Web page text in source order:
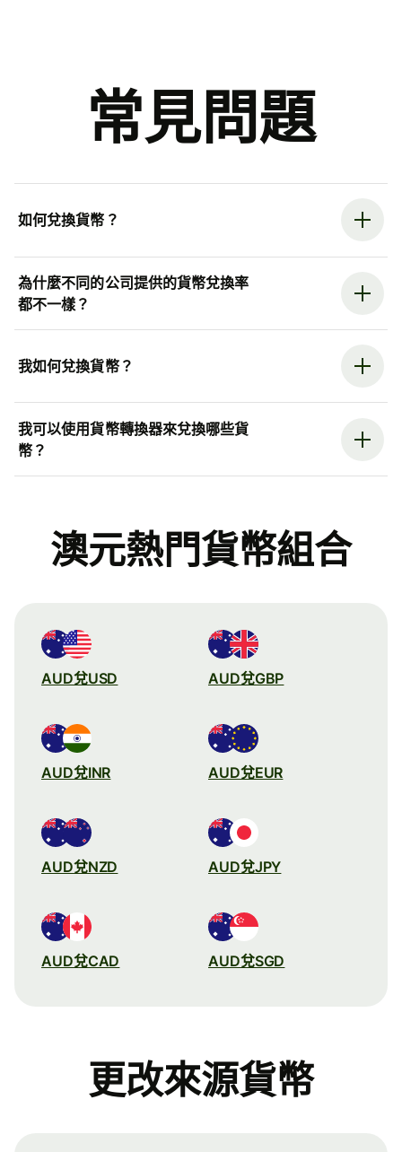
常見問題
如何兌換貨幣？
為什麼不同的公司提供的貨幣兌換率
都不一樣？
我如何兌換貨幣？
我可以使用貨幣轉換器來兌換哪些貨
幣？
澳元熱門貨幣組合
AUD兌USD AUD兌GBP
AUD兌INR AUD兌EUR
AUD兌NZD AUD兌JPY
AUD兌CAD AUD兌SGD
更改來源貨幣